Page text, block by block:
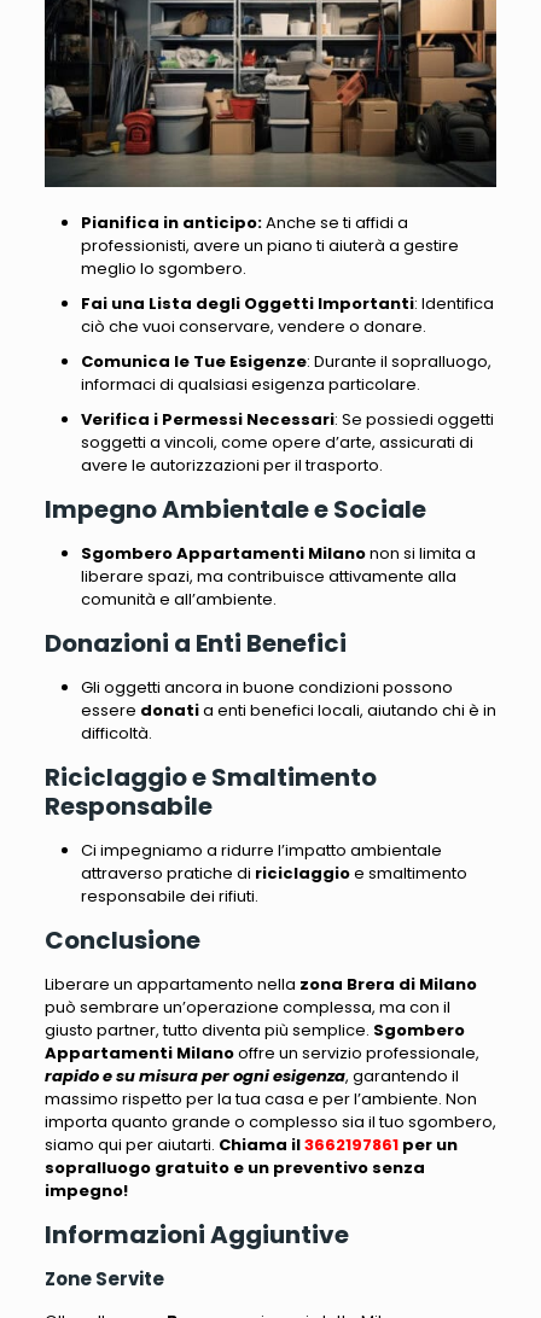
Pianifica in anticipo:Anche se ti affidi a
professionisti, avere un piano ti aiuterà a gestire
meglio lo sgombero.
Fai una Lista degli Oggetti Importanti: Identifica
ciò che vuoi conservare, vendere o donare.
Comunica le Tue Esigenze: Durante il sopralluogo,
informaci di qualsiasi esigenza particolare.
Verifica i Permessi Necessari: Se possiedi oggetti
soggetti a vincoli, come opere d’arte, assicurati di
avere le autorizzazioni per il trasporto.
Impegno Ambientale e Sociale
Sgombero Appartamenti Milanonon si limita a
liberare spazi, ma contribuisce attivamente alla
comunità e all’ambiente.
Donazioni a Enti Benefici
Gli oggetti ancora in buone condizioni possono
essere donatia enti benefici locali, aiutando chi è in
difficoltà.
Riciclaggio e Smaltimento
Responsabile
Ci impegniamo a ridurre l’impatto ambientale
attraverso pratiche di riciclaggioe smaltimento
responsabile dei rifiuti.
Conclusione
Liberare un appartamento nella zona Brera di Milano
può sembrare un’operazione complessa, ma con il
giusto partner, tutto diventa più semplice. Sgombero
Appartamenti Milanooffre un servizio professionale,
rapido e su misura per ogni esigenza, garantendo il
massimo rispetto per la tua casa e per l’ambiente. Non
importa quanto grande o complesso sia il tuo sgombero,
siamo qui per aiutarti. Chiama il3662197861per un
sopralluogo gratuito e un preventivo senza
impegno!
Informazioni Aggiuntive
Zone Servite